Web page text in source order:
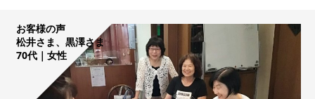
お客様の声
松井さま、黒澤さま
70代｜女性